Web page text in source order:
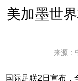
美加墨世
来源：
国际足联2日宣布